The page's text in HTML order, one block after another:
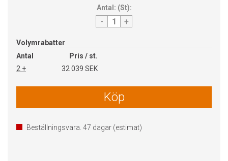
Antal: (St):
- +
Volymrabatter
Antal
Pris / st.
2 +
32 039 SEK
Köp
Beställningsvara. 47 dagar (estimat)